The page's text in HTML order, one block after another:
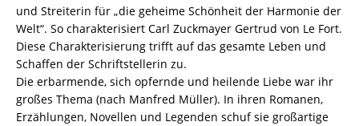
und Streiterin für „die geheime Schönheit der Harmonie der
Welt“. So charakterisiert Carl Zuckmayer Gertrud von Le Fort.
Diese Charakterisierung trifft auf das gesamte Leben und
Schaffen der Schriftstellerin zu.
Die erbarmende, sich opfernde und heilende Liebe war ihr
großes Thema (nach Manfred Müller). In ihren Romanen,
Erzählungen, Novellen und Legenden schuf sie großartige